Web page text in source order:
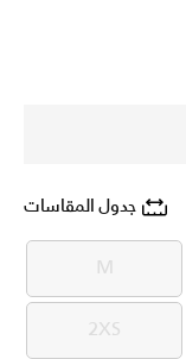
جدول المقاسات
M
M
2XS
2XS